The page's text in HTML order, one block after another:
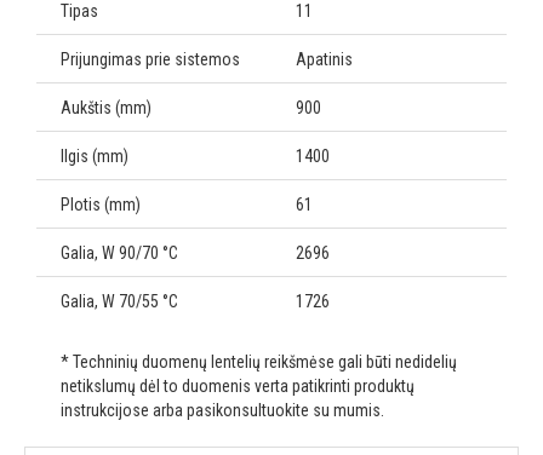
Tipas 11
Prijungimas prie sistemos Apatinis
Aukštis (mm) 900
Ilgis (mm) 1400
Plotis (mm) 61
Galia, W 90/70 °C 2696
Galia, W 70/55 °C 1726
* Techninių duomenų lentelių reikšmėse gali būti nedidelių
netikslumų dėl to duomenis verta patikrinti produktų
instrukcijose arba pasikonsultuokite su mumis.